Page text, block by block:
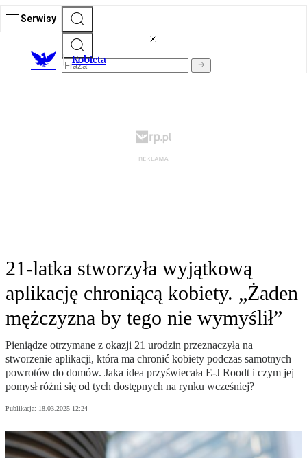
Serwisy
Kobieta
21-latka stworzyła wyjątkową
aplikację chroniącą kobiety. „Żaden
mężczyzna by tego nie wymyślił”
Pieniądze otrzymane z okazji 21 urodzin przeznaczyła na
stworzenie aplikacji, która ma chronić kobiety podczas samotnych
powrotów do domów. Jaka idea przyświecała E-J Roodt i czym jej
pomysł różni się od tych dostępnych na rynku wcześniej?
Publikacja: 18.03.2025 12:24